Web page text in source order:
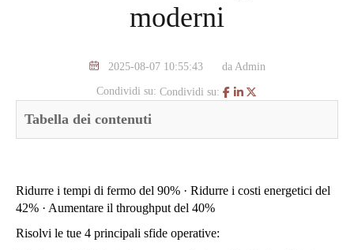
moderni
2025-08-07 10:55:43 da Admin
Condividi su: Condividi su:
Tabella dei contenuti
Ridurre i tempi di fermo del 90% · Ridurre i costi energetici del
42% · Aumentare il throughput del 40%
Risolvi le tue 4 principali sfide operative: